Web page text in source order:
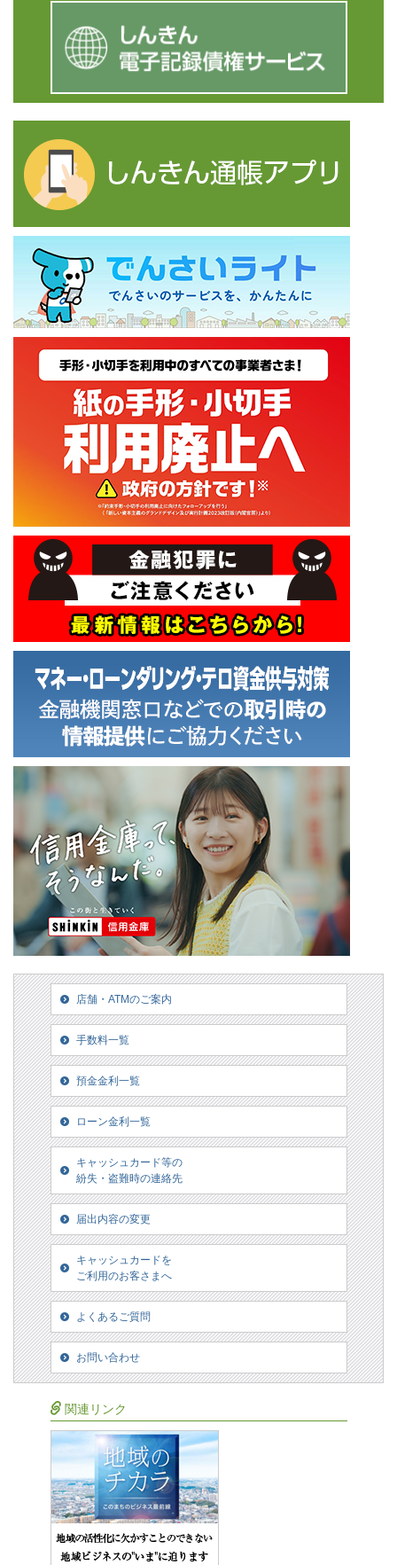
店舗・ATMのご案内
手数料一覧
預金金利一覧
ローン金利一覧
キャッシュカード等の
紛失・盗難時の連絡先
届出内容の変更
キャッシュカードを
ご利用のお客さまへ
よくあるご質問
お問い合わせ
関連リンク